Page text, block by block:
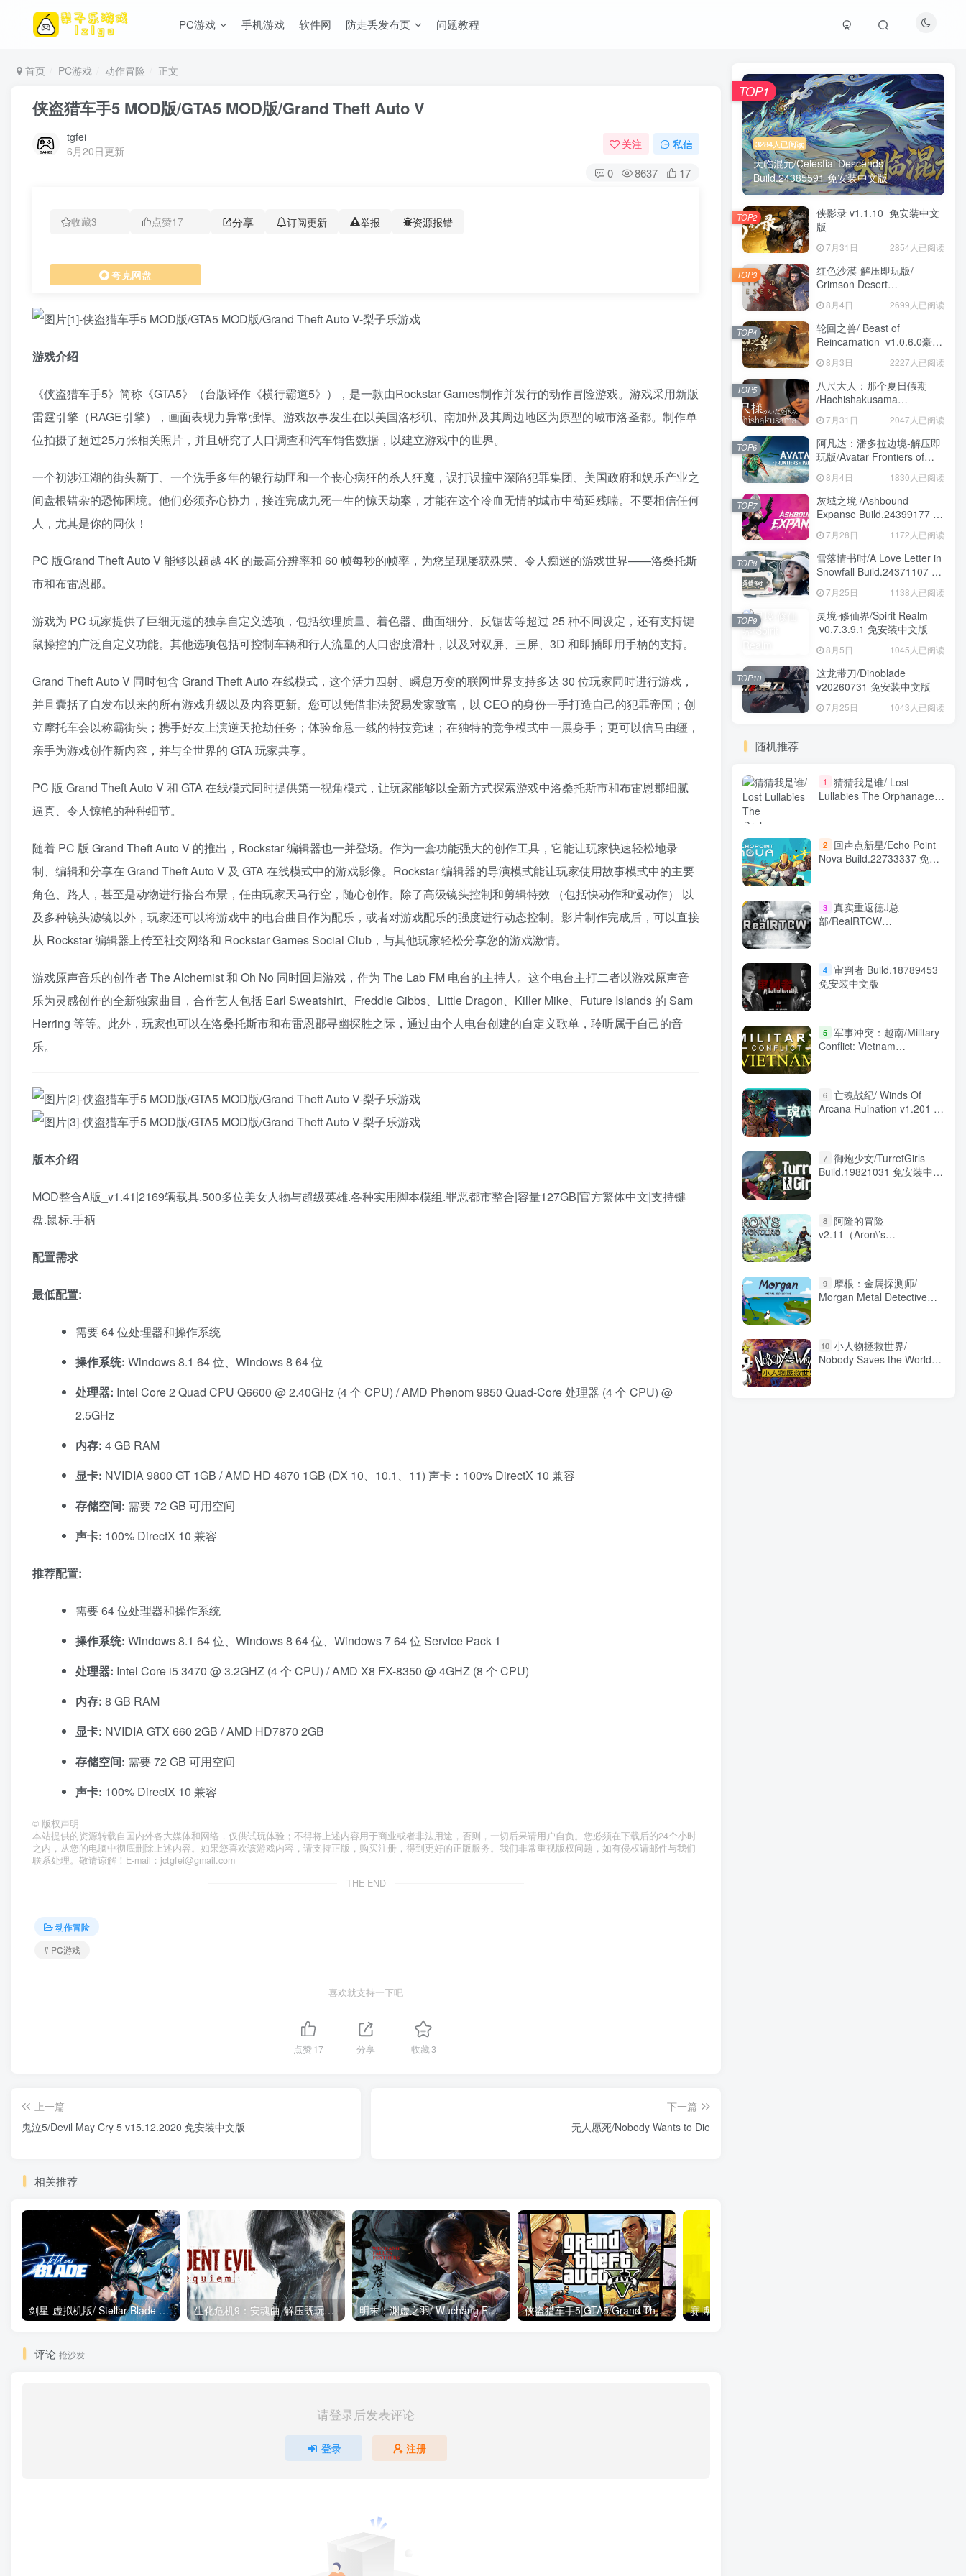
PC游戏 手机游戏 软件网 防走丢发布页 问题教程
首页 PC游戏 动作冒险 正文
侠盗猎车手5 MOD版/GTA5 MOD版/Grand Theft Auto V
tgfei
6月20日更新
关注 私信
0 8637 17
收藏3 点赞17 分享 订阅更新 举报 资源报错
夸克网盘
游戏介绍
《侠盗猎车手5》简称《GTA5》（台版译作《横行霸道5》），是一款由Rockstar Games制作并发行的动作冒险游戏。游戏采用新版
雷霆引擎（RAGE引擎），画面表现力异常强悍。游戏故事发生在以美国洛杉矶、南加州及其周边地区为原型的城市洛圣都。制作单
位拍摄了超过25万张相关照片，并且研究了人口调查和汽车销售数据，以建立游戏中的世界。
一个初涉江湖的街头新丁、一个洗手多年的银行劫匪和一个丧心病狂的杀人狂魔，误打误撞中深陷犯罪集团、美国政府和娱乐产业之
间盘根错杂的恐怖困境。他们必须齐心协力，接连完成九死一生的惊天劫案，才能在这个冷血无情的城市中苟延残喘。不要相信任何
人，尤其是你的同伙！
PC 版Grand Theft Auto V 能够以超越 4K 的最高分辨率和 60 帧每秒的帧率，为您呈现屡获殊荣、令人痴迷的游戏世界——洛桑托斯
市和布雷恩郡。
游戏为 PC 玩家提供了巨细无遗的独享自定义选项，包括纹理质量、着色器、曲面细分、反锯齿等超过 25 种不同设定，还有支持键
鼠操控的广泛自定义功能。其他选项包括可控制车辆和行人流量的人口密度滑杆，以及对双屏、三屏、3D 和即插即用手柄的支持。
Grand Theft Auto V 同时包含 Grand Theft Auto 在线模式，这个活力四射、瞬息万变的联网世界支持多达 30 位玩家同时进行游戏，
并且囊括了自发布以来的所有游戏升级以及内容更新。您可以凭借非法贸易发家致富，以 CEO 的身份一手打造自己的犯罪帝国；创
立摩托车会以称霸街头；携手好友上演逆天抢劫任务；体验命悬一线的特技竞速；在独特的竞争模式中一展身手；更可以信马由缰，
亲手为游戏创作新内容，并与全世界的 GTA 玩家共享。
PC 版 Grand Theft Auto V 和 GTA 在线模式同时提供第一视角模式，让玩家能够以全新方式探索游戏中洛桑托斯市和布雷恩郡细腻
逼真、令人惊艳的种种细节。
随着 PC 版 Grand Theft Auto V 的推出，Rockstar 编辑器也一并登场。作为一套功能强大的创作工具，它能让玩家快速轻松地录
制、编辑和分享在 Grand Theft Auto V 及 GTA 在线模式中的游戏影像。Rockstar 编辑器的导演模式能让玩家使用故事模式中的主要
角色、路人，甚至是动物进行搭台布景，任由玩家天马行空，随心创作。除了高级镜头控制和剪辑特效 （包括快动作和慢动作） 以
及多种镜头滤镜以外，玩家还可以将游戏中的电台曲目作为配乐，或者对游戏配乐的强度进行动态控制。影片制作完成后，可以直接
从 Rockstar 编辑器上传至社交网络和 Rockstar Games Social Club，与其他玩家轻松分享您的游戏激情。
游戏原声音乐的创作者 The Alchemist 和 Oh No 同时回归游戏，作为 The Lab FM 电台的主持人。这个电台主打二者以游戏原声音
乐为灵感创作的全新独家曲目，合作艺人包括 Earl Sweatshirt、Freddie Gibbs、Little Dragon、Killer Mike、Future Islands 的 Sam
Herring 等等。此外，玩家也可以在洛桑托斯市和布雷恩郡寻幽探胜之际，通过由个人电台创建的自定义歌单，聆听属于自己的音
乐。
版本介绍
MOD整合A版_v1.41|2169辆载具.500多位美女人物与超级英雄.各种实用脚本模组.罪恶都市整合|容量127GB|官方繁体中文|支持键
盘.鼠标.手柄
配置需求
最低配置:
需要 64 位处理器和操作系统
操作系统: Windows 8.1 64 位、Windows 8 64 位
处理器: Intel Core 2 Quad CPU Q6600 @ 2.40GHz (4 个 CPU) / AMD Phenom 9850 Quad-Core 处理器 (4 个 CPU) @
2.5GHz
内存: 4 GB RAM
显卡: NVIDIA 9800 GT 1GB / AMD HD 4870 1GB (DX 10、10.1、11) 声卡：100% DirectX 10 兼容
存储空间: 需要 72 GB 可用空间
声卡: 100% DirectX 10 兼容
推荐配置:
需要 64 位处理器和操作系统
操作系统: Windows 8.1 64 位、Windows 8 64 位、Windows 7 64 位 Service Pack 1
处理器: Intel Core i5 3470 @ 3.2GHZ (4 个 CPU) / AMD X8 FX-8350 @ 4GHZ (8 个 CPU)
内存: 8 GB RAM
显卡: NVIDIA GTX 660 2GB / AMD HD7870 2GB
存储空间: 需要 72 GB 可用空间
声卡: 100% DirectX 10 兼容
© 版权声明
本站提供的资源转载自国内外各大媒体和网络，仅供试玩体验；不得将上述内容用于商业或者非法用途，否则，一切后果请用户自负。您必须在下载后的24个小时
之内，从您的电脑中彻底删除上述内容。如果您喜欢该游戏内容，请支持正版，购买注册，得到更好的正版服务。我们非常重视版权问题，如有侵权请邮件与我们
联系处理。敬请谅解！E-mail：jctgfei@gmail.com
THE END
动作冒险
# PC游戏
喜欢就支持一下吧
点赞17 分享 收藏3
上一篇
鬼泣5/Devil May Cry 5 v15.12.2020 免安装中文版
下一篇
无人愿死/Nobody Wants to Die
相关推荐
剑星-虚拟机版/ Stellar Blade v1.4.1|Build.19963153 终极版新补丁 送修改器 免安装中文版 生化危机9：安魂曲-解压既玩版/ Resident Evil Requiem Build.22472737 送修改器 免安装中文版 明末：渊虚之羽/ Wuchang Fallen Feathers v1.7 豪华版 送修改器 免安装中文版 侠盗猎车手5|GTA5/Grand Theft Auto V Enhanced v1158.13 增强版 送修改器 免安装中文版
评论 抢沙发
请登录后发表评论
登录 注册
3284人已阅读
天临混元/Celestial Descends
Build.24385591 免安装中文版
TOP1
侠影录 v1.1.10 免安装中文
版
7月31日 2854人已阅读
TOP2
红色沙漠-解压即玩版/
Crimson Desert
安装中文版
8月4日 2699人已阅读
TOP3
轮回之兽/ Beast of
Reincarnation v1.0.6.0豪华
8月3日 2227人已阅读
TOP4
八尺大人：那个夏日假期
/Hachishakusama
版7月31日 2047人已阅读
TOP5
阿凡达：潘多拉边境-解压即
玩版/Avatar Frontiers of
安装中文版
8月4日 1830人已阅读
TOP6
灰域之境 /Ashbound
Expanse Build.24399177 免
安装中文版
7月28日 1172人已阅读
TOP7
雪落情书时/A Love Letter in
Snowfall Build.24371107 免
安装中文版
7月25日 1138人已阅读
TOP8
灵境·修仙界/Spirit Realm
v0.7.3.9.1 免安装中文版
8月5日 1045人已阅读
TOP9
这龙带刀/Dinoblade
v20260731 免安装中文版
7月25日 1043人已阅读
TOP10
随机推荐
1
猜猜我是谁/ Lost
Lullabies The Orphanage
2
回声点新星/Echo Point
Nova Build.22733337 免安
3 真实重返德J总
部/RealRTCW
4 审判者 Build.18789453
免安装中文版
5 军事冲突：越南/Military
Conflict: Vietnam
6 亡魂战纪/ Winds Of
Arcana Ruination v1.201 免
7 御炮少女/TurretGirls
Build.19821031 免安装中文
8 阿隆的冒险
v2.11（Aron\’s
9
摩根：金属探测师/
Morgan Metal Detective
10 小人物拯救世界/
Nobody Saves the World